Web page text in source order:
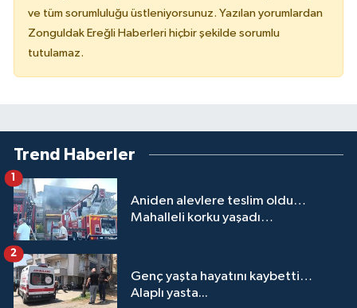
ve tüm sorumluluğu üstleniyorsunuz. Yazılan yorumlardan
Zonguldak Ereğli Haberleri hiçbir şekilde sorumlu
tutulamaz.
Trend Haberler
Aniden alevlere teslim oldu…
Mahalleli korku yaşadı…
1
Genç yaşta hayatını kaybetti…
Alaplı yasta...
2